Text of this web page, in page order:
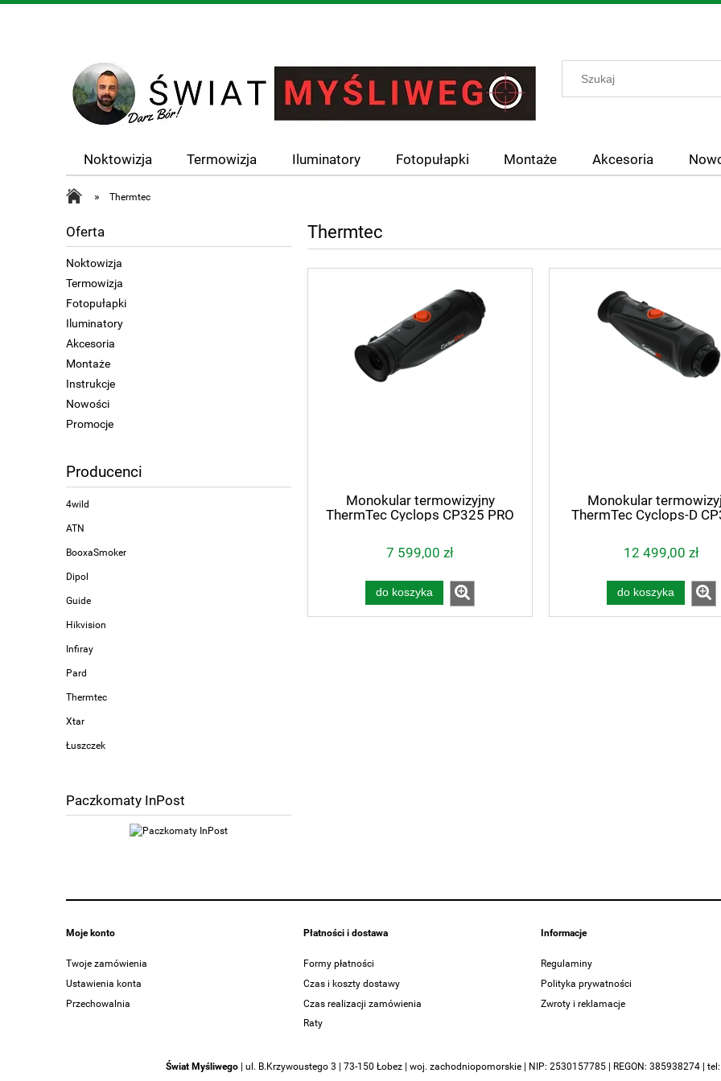
Noktowizja Termowizja Iluminatory Fotopułapki Montaże Akcesoria
» Thermtec
Oferta
Noktowizja
Termowizja
Fotopułapki
Iluminatory
Akcesoria
Montaże
Instrukcje
Nowości
Promocje
Producenci
4wild
ATN
BooxaSmoker
Dipol
Guide
Hikvision
Infiray
Pard
Thermtec
Xtar
Łuszczek
Paczkomaty InPost
Thermtec
Monokular termowizyjny
ThermTec Cyclops CP325 PRO
7 599,00 zł
do koszyka
Monokular
ThermTec Cyclops-D
12 499,00 zł
do koszyka
Moje konto
Twoje zamówienia
Ustawienia konta
Przechowalnia
Płatności i dostawa
Formy płatności
Czas i koszty dostawy
Czas realizacji zamówienia
Raty
Informacje
Regulaminy
Polityka prywatności
Zwroty i reklamacje
Świat Myśliwego| ul. B.Krzywoustego 3 | 73-150 Łobez | woj. zachodniopomorskie | NIP: 2530157785 | REGON: 385938274 | tel: